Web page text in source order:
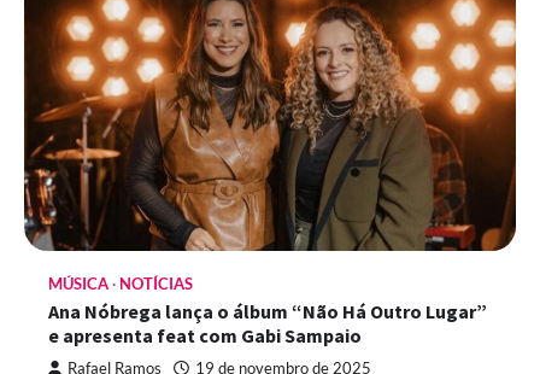
MÚSICA NOTÍCIAS
Ana Nóbrega lança o álbum “Não Há Outro Lugar”
e apresenta feat com Gabi Sampaio
Rafael Ramos 19 de novembro de 2025